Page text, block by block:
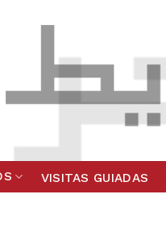
VISITAS GUIADAS